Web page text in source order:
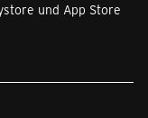
und App Store